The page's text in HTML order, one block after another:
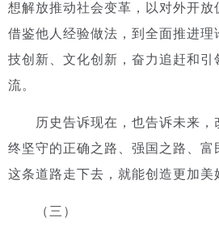
想解放推动社会变革，以对外开放
借鉴他人经验做法，到全面推进
技创新、文化创新，奋力追赶和引
流。
历史告诉现在，也告诉未来，
终坚守的正确之路、强国之路、
这条道路走下去，就能创造更加美
（三）